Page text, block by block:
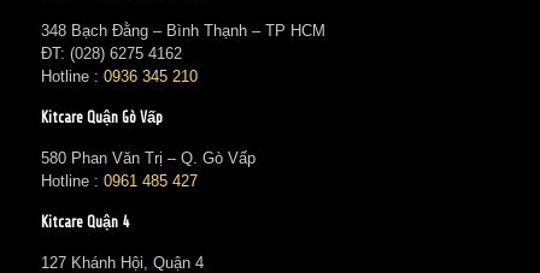
348 Bạch Đằng – Bình Thạnh – TP HCM
ĐT: (028) 6275 4162
Hotline : 0936 345 210
Kitcare Quận Gò Vấp
580 Phan Văn Trị – Q. Gò Vấp
Hotline : 0961 485 427
Kitcare Quận 4
127 Khánh Hội, Quận 4